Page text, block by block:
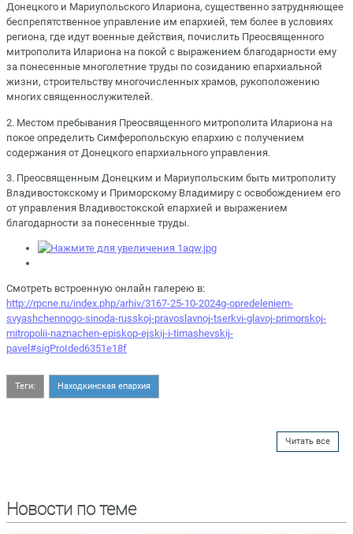
Донецкого и Мариупольского Илариона, существенно затрудняющее
беспрепятственное управление им епархией, тем более в условиях
региона, где идут военные действия, почислить Преосвященного
митрополита Илариона на покой с выражением благодарности ему
за понесенные многолетние труды по созиданию епархиальной
жизни, строительству многочисленных храмов, рукоположению
многих священнослужителей.
2.⁠ ⁠Местом пребывания Преосвященного митрополита Илариона на
покое определить Симферопольскую епархию с получением
содержания от Донецкого епархиального управления.
3.⁠ ⁠Преосвященным Донецким и Мариупольским быть митрополиту
Владивостокскому и Приморскому Владимиру с освобождением его
от управления Владивостокской епархией и выражением
благодарности за понесенные труды.
Смотреть встроенную онлайн галерею в:
http://rpcne.ru/index.php/arhiv/3167-25-10-2024g-opredeleniem-
svyashchennogo-sinoda-russkoj-pravoslavnoj-tserkvi-glavoj-primorskoj-
mitropolii-naznachen-episkop-ejskij-i-timashevskij-
pavel#sigProIded6351e18f
Теги: Находкинская епархия
Читать все
Новости по теме